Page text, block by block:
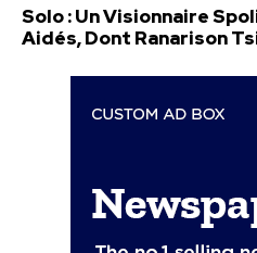
Solo : Un Visionnaire
Aidés, Dont Ranarison